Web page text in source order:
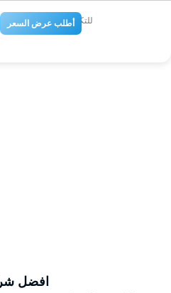
للتكييف والتبريد
أطلب عرض السعر
افضل